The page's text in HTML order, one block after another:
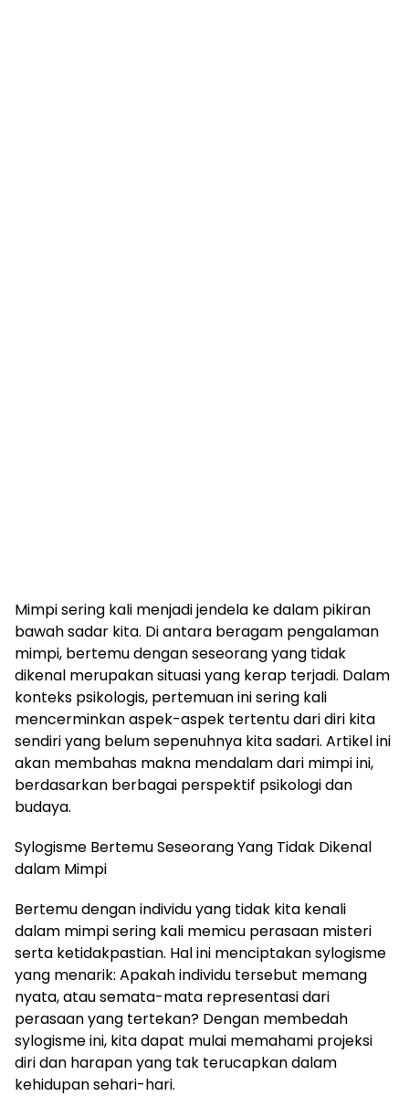
Mimpi sering kali menjadi jendela ke dalam pikiran
bawah sadar kita. Di antara beragam pengalaman
mimpi, bertemu dengan seseorang yang tidak
dikenal merupakan situasi yang kerap terjadi. Dalam
konteks psikologis, pertemuan ini sering kali
mencerminkan aspek-aspek tertentu dari diri kita
sendiri yang belum sepenuhnya kita sadari. Artikel ini
akan membahas makna mendalam dari mimpi ini,
berdasarkan berbagai perspektif psikologi dan
budaya.
Sylogisme Bertemu Seseorang Yang Tidak Dikenal
dalam Mimpi
Bertemu dengan individu yang tidak kita kenali
dalam mimpi sering kali memicu perasaan misteri
serta ketidakpastian. Hal ini menciptakan sylogisme
yang menarik: Apakah individu tersebut memang
nyata, atau semata-mata representasi dari
perasaan yang tertekan? Dengan membedah
sylogisme ini, kita dapat mulai memahami projeksi
diri dan harapan yang tak terucapkan dalam
kehidupan sehari-hari.